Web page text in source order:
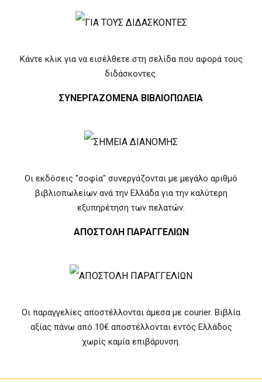
Κάντε κλικ για να εισέλθετε στη σελίδα που αφορά τους
διδάσκοντες.
ΣΥΝΕΡΓΑΖΟΜΕΝΑ ΒΙΒΛΙΟΠΩΛΕΙΑ
Οι εκδόσεις "σοφία" συνεργάζονται με μεγάλο αριθμό
βιβλιοπωλείων ανά την Ελλάδα για την καλύτερη
εξυπηρέτηση των πελατών.
ΑΠΟΣΤΟΛΗ ΠΑΡΑΓΓΕΛΙΩΝ
Οι παραγγελίες αποστέλλονται άμεσα με courier. Βιβλία
αξίας πάνω από 10€ αποστέλλονται εντός Ελλάδος
χωρίς καμία επιβάρυνση.